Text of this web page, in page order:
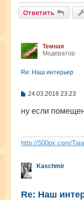
Ответить
Темная
Модератор
Re: Наш интерьер
С
б
н
и
24.03.2016 23:23
ну если
http://500px.com/
Kaschmir
Re: Наш